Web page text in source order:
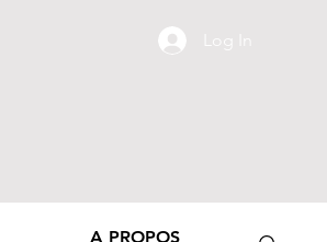
Log In
A PROPOS